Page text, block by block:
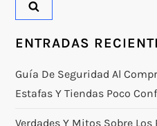
ENTRADAS
Guía De Seguridad Al
Estafas Y Tiendas Poco
Verdades Y Mitos Sobre Los